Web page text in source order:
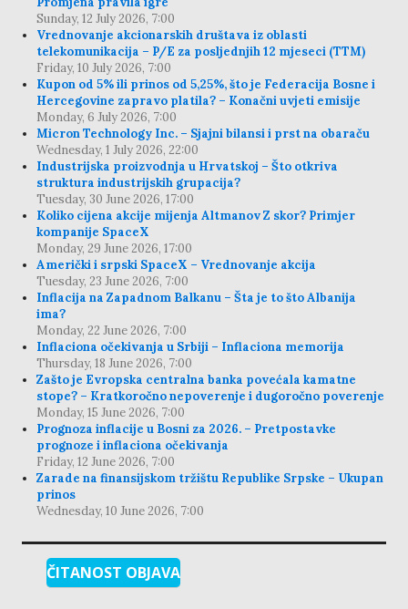
Sunday, 12 July 2026, 7:00
Vrednovanje akcionarskih društava iz oblasti
telekomunikacija – P/E za posljednjih 12 mjeseci (TTM)
Friday, 10 July 2026, 7:00
Kupon od 5% ili prinos od 5,25%, što je Federacija Bosne i
Hercegovine zapravo platila? – Konačni uvjeti emisije
Monday, 6 July 2026, 7:00
Micron Technology Inc. – Sjajni bilansi i prst na obaraču
Wednesday, 1 July 2026, 22:00
Industrijska proizvodnja u Hrvatskoj – Što otkriva
struktura industrijskih grupacija?
Tuesday, 30 June 2026, 17:00
Koliko cijena akcije mijenja Altmanov Z skor? Primjer
kompanije SpaceX
Monday, 29 June 2026, 17:00
Američki i srpski SpaceX – Vrednovanje akcija
Tuesday, 23 June 2026, 7:00
Inflacija na Zapadnom Balkanu – Šta je to što Albanija
ima?
Monday, 22 June 2026, 7:00
Inflaciona očekivanja u Srbiji – Inflaciona memorija
Thursday, 18 June 2026, 7:00
Zašto je Evropska centralna banka povećala kamatne
stope? – Kratkoročno nepoverenje i dugoročno poverenje
Monday, 15 June 2026, 7:00
Prognoza inflacije u Bosni za 2026. – Pretpostavke
prognoze i inflaciona očekivanja
Friday, 12 June 2026, 7:00
Zarade na finansijskom tržištu Republike Srpske – Ukupan
prinos
Wednesday, 10 June 2026, 7:00
ČITANOST OBJAVA